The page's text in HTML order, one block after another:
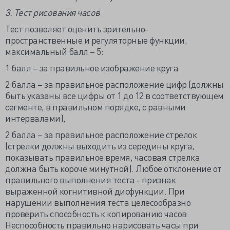
3. Тест рисования часов
Тест позволяет оценить зрительно-
пространственные и регуляторные функции,
максимальный балл – 5:
1 балл – за правильное изображение круга
2 балла – за правильное расположение цифр (должны
быть указаны все цифры от 1 до 12 в соответствующем
сегменте, в правильном порядке, с равными
интервалами),
2 балла – за правильное расположение стрелок
(стрелки должны выходить из середины круга,
показывать правильное время, часовая стрелка
должна быть короче минутной). Любое отклонение от
правильного выполнения теста - признак
выраженной когнитивной дисфункции. При
нарушении выполнения теста целесообразно
проверить способность к копированию часов.
Неспособность правильно нарисовать часы при